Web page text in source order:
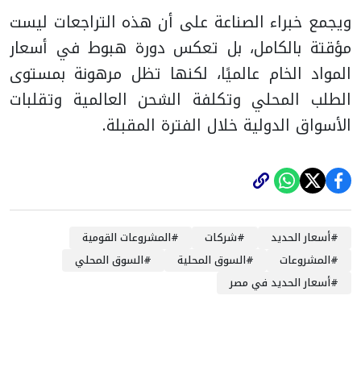
ويجمع خبراء الصناعة على أن هذه التراجعات ليست
مؤقتة بالكامل، بل تعكس دورة هبوط في أسعار
المواد الخام عالميًا، لكنها تظل مرهونة بمستوى
الطلب المحلي وتكلفة الشحن العالمية وتقلبات
الأسواق الدولية خلال الفترة المقبلة.
#أسعار الحديد #شركات #المشروعات القومية
#المشروعات #السوق المحلية #السوق المحلي
#أسعار الحديد في مصر